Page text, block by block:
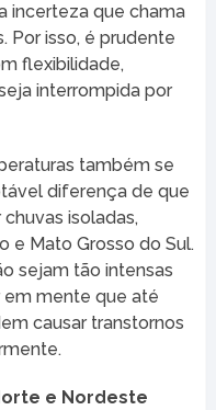
incerteza que chama
Por isso, é prudente
flexibilidade,
interrompida por
também se
diferença de que
isoladas,
e Mato Grosso do Sul.
sejam tão intensas
em mente que até
causar transtornos
e Nordeste